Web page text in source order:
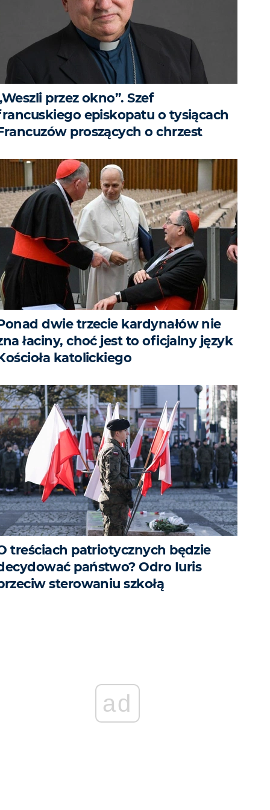
przez okno”. Szef
episkopatu o tysiącach
proszących o chrzest
dwie trzecie kardynałów nie
łaciny, choć jest to oficjalny język
katolickiego
treściach patriotycznych będzie
państwo? Odro Iuris
sterowaniu szkołą
ad